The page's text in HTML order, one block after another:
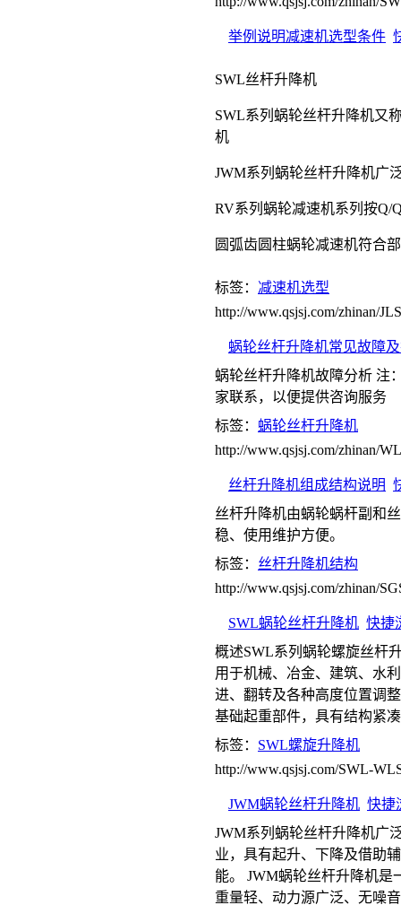
举例说明减速机选型条件
SWL丝杆升降机
SWL系列蜗轮丝杆升降机又
机
JWM系列蜗轮丝杆升降机广
RV系列蜗轮减速机系列按Q/
圆弧齿圆柱蜗轮减速机符合
标签： 减速机选型
http://www.qsjsj.com/zhinan/
蜗轮丝杆升降机常见故障
蜗轮丝杆升降机故障分析 注
家联系，以便提供咨询服务
标签： 蜗轮丝杆升降机
http://www.qsjsj.com/zhinan/
丝杆升降机组成结构说明
丝杆升降机由蜗轮蜗杆副和
稳、使用维护方便。
标签： 丝杆升降机结构
http://www.qsjsj.com/zhinan/
SWL蜗轮丝杆升降机 快捷
概述SWL系列蜗轮螺旋丝杆
用于机械、冶金、建筑、水
进、翻转及各种高度位置调
基础起重部件，具有结构紧
标签： SWL螺旋升降机
http://www.qsjsj.com/SWL-
JWM蜗轮丝杆升降机 快捷
JWM系列蜗轮丝杆升降机广
业，具有起升、下降及借助
能。 JWM蜗轮丝杆升降机
重量轻、动力源广泛、无噪